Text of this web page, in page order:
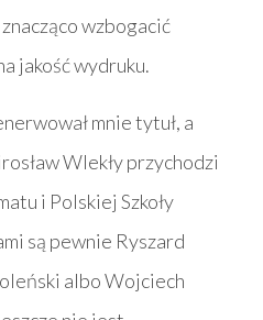
wzbogacić
jakość wydruku.
mnie tytuł, a
Wlekły przychodzi
i Polskiej Szkoły
są pewnie Ryszard
albo Wojciech